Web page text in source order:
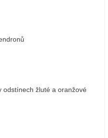
odstínech žluté a oranžové